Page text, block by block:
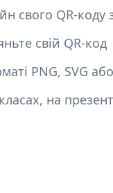
свого QR-коду
свій QR-код
PNG, SVG
на